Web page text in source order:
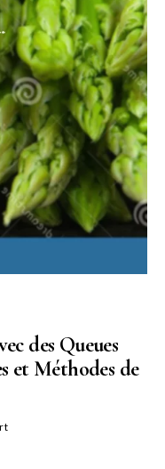
des Queues
et Méthodes de